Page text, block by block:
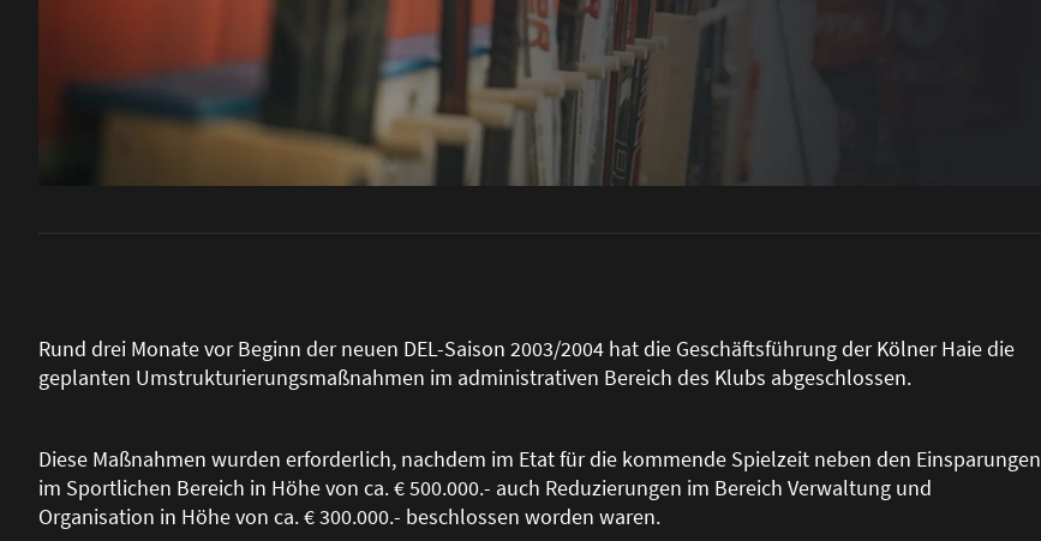
Rund drei Monate vor Beginn der neuen DEL-Saison 2003/2004 hat die Geschäftsführung der Kölner Haie die
geplanten Umstrukturierungsmaßnahmen im administrativen Bereich des Klubs abgeschlossen.
Diese Maßnahmen wurden erforderlich, nachdem im Etat für die kommende Spielzeit neben den Einsparungen
im Sportlichen Bereich in Höhe von ca. € 500.000.- auch Reduzierungen im Bereich Verwaltung und
Organisation in Höhe von ca. € 300.000.- beschlossen worden waren.